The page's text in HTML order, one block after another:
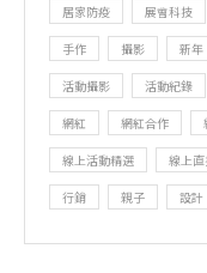
居家防疫 展會科技
手作 攝影 新年
活動攝影 活動紀錄
網紅 網紅合作
線上活動精選 線上
行銷 親子 設計